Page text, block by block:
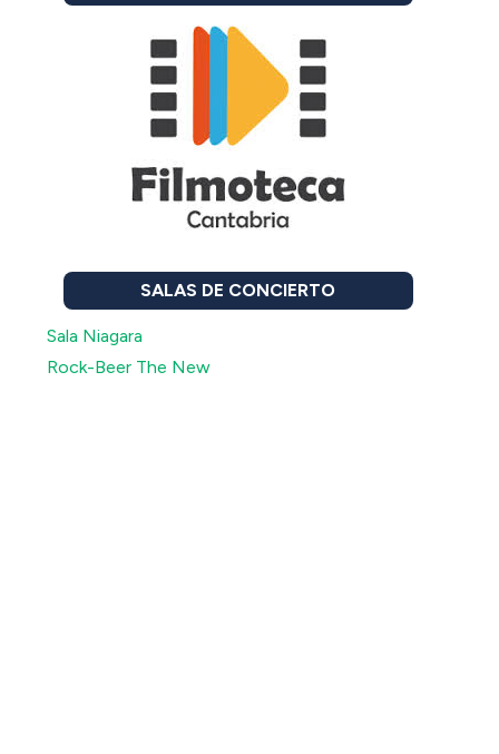
SALAS DE CONCIERTO
Sala Niagara
Rock-Beer The New